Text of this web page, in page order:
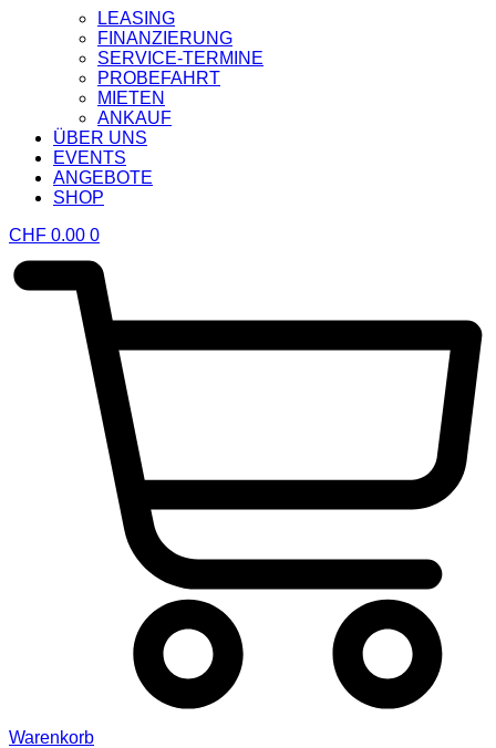
LEASING
FINANZIERUNG
SERVICE-TERMINE
PROBEFAHRT
MIETEN
ANKAUF
ÜBER UNS
EVENTS
ANGEBOTE
SHOP
CHF 0.00 0
Warenkorb